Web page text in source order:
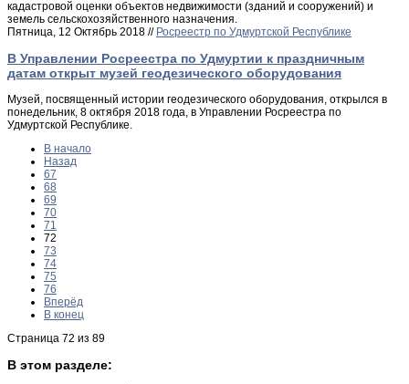
кадастровой оценки объектов недвижимости (зданий и сооружений) и
земель сельскохозяйственного назначения.
Пятница, 12 Октябрь 2018 // Росреестр по Удмуртской Республике
В Управлении Росреестра по Удмуртии к праздничным
датам открыт музей геодезического оборудования
Музей, посвященный истории геодезического оборудования, открылся в
понедельник, 8 октября 2018 года, в Управлении Росреестра по
Удмуртской Республике.
В начало
Назад
67
68
69
70
71
72
73
74
75
76
Вперёд
В конец
Страница 72 из 89
В этом разделе: